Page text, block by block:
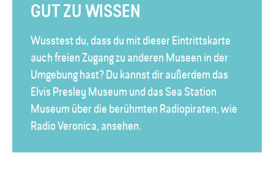
GUT ZU WISSEN
Wusstest du, dass du mit dieser Eintrittskarte
auch freien Zugang zu anderen Museen in der
Umgebung hast? Du kannst dir außerdem das
Elvis Presley Museum und das Sea Station
Museum über die berühmten Radiopiraten, wie
Radio Veronica, ansehen.